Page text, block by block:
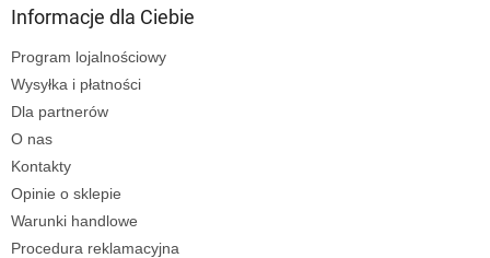
Informacje dla Ciebie
Program lojalnościowy
Wysyłka i płatności
Dla partnerów
O nas
Kontakty
Opinie o sklepie
Warunki handlowe
Procedura reklamacyjna